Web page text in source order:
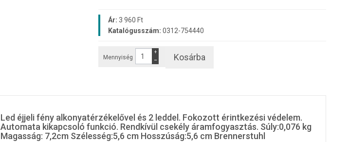
Ár: 3 960 Ft
Katalógusszám: 0312-754440
Mennyiség −
+
Kosárba
Led éjjeli fény alkonyatérzékelővel és 2 leddel. Fokozott érintkezési védelem.
Automata kikapcsoló funkció. Rendkívül csekély áramfogyasztás. Súly:0,076 kg
Magasság: 7,2cm Szélesség:5,6 cm Hosszúság:5,6 cm Brennerstuhl